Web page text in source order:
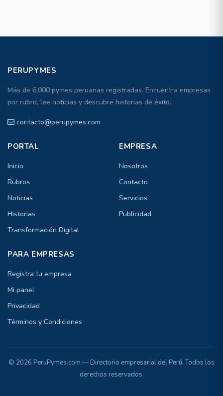
PERUPYMES
Más de 6,000 pymes peruanas registradas. Encuentra empresas
por rubro, lee noticias y descubre historias de éxito.
contacto@perupymes.com
PORTAL
Inicio
Rubros
Noticias
Historias
Transformación Digital
EMPRESA
Nosotros
Contacto
Servicios
Publicidad
PARA EMPRESAS
Registra tu empresa
Mi panel
Privacidad
Términos y Condiciones
© 2026 PeruPymes.com — Directorio empresarial del Perú. Todos los
derechos reservados.